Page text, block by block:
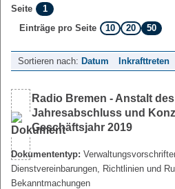
Seite
1
Einträge pro Seite
10 20 50
Sortieren nach: Datum Inkrafttreten
Radio Bremen - Anstalt
Jahresabschluss und
Geschäftsjahr 2019
Dokumententyp:
Dienstvereinbarungen, Richtlinien und
Bekanntmachungen